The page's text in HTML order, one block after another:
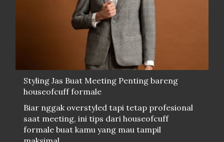
Styling Jas Buat Meeting Penting bareng
houseofcuff formale
Biar nggak overstyled tapi tetap profesional
saat meeting, ini tips dari houseofcuff
formale buat kamu yang mau tampil